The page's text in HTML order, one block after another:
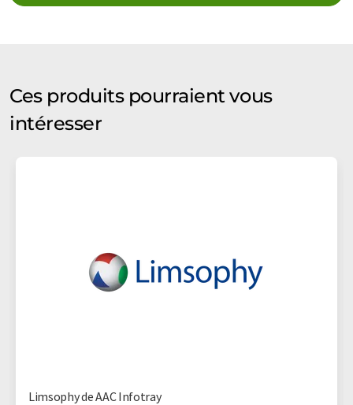
Ces produits pourraient vous
intéresser
Limsophy de AAC Infotray